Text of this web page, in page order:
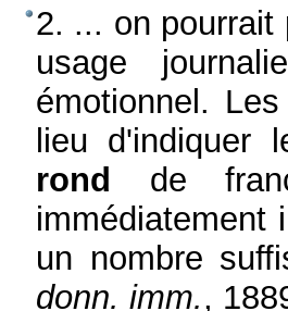
2. ... on pourrait
usage
émotionnel.
lieu d'indiquer
rond
de
immédiatement
un nombre
donn. imm.,